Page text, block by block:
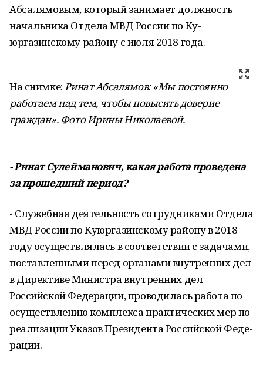
Абсалямовым, который занимает долж­ность
начальника Отдела МВД России по Ку­
юргазинскому району с июля 2018 года.
На снимке:Ринат Абсалямов: «Мы постоянно
работаем над тем, чтобы повысить доверие
граждан». Фото Ирины Николаевой.
- Ринат Сулейманович, какая работа проведена
за прошедший период?
- Служебная деятельность сотрудника­ми Отдела
МВД России по Куюргазинскому району в 2018
году осуществлялась в соот­ветствии с задачами,
поставленными перед органами внутренних дел
в Директиве Ми­нистра внутренних дел
Российской Феде­рации, проводилась работа по
осуществле­нию комплекса практических мер по
реали­зации Указов Президента Российской Феде­
рации.